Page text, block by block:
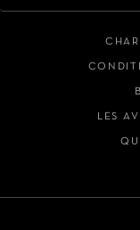
LES